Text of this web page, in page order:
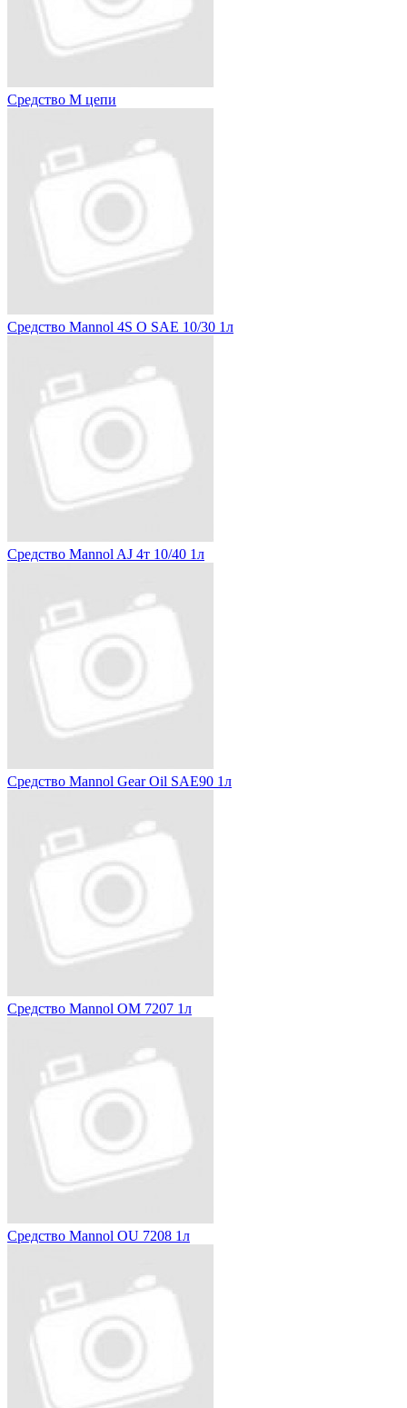
Средство M цепи
Средство Mannol 4S O SAE 10/30 1л
Средство Mannol AJ 4т 10/40 1л
Средство Mannol Gear Oil SAE90 1л
Средство Mannol OM 7207 1л
Средство Mannol OU 7208 1л